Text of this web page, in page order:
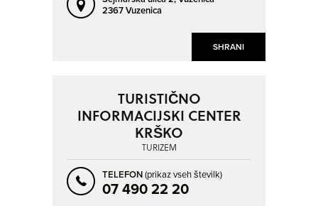
SHRANI
2367 Vuzenica
TURISTIČNO
INFORMACIJSKI CENTER
KRŠKO
TURIZEM
TELEFON(prikaz vseh številk)
07 490 22 20